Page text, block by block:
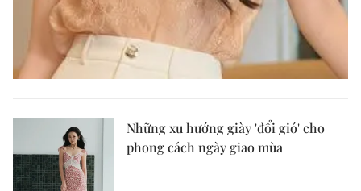
Những xu hướng giày 'đổi gió' cho
phong cách ngày giao mùa